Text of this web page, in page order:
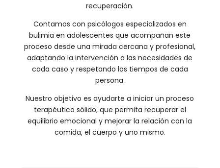
recuperación.
Contamos con psicólogos especializados en
bulimia en adolescentes que acompañan este
proceso desde una mirada cercana y profesional,
adaptando la intervención a las necesidades de
cada caso y respetando los tiempos de cada
persona.
Nuestro objetivo es ayudarte a iniciar un proceso
terapéutico sólido, que permita recuperar el
equilibrio emocional y mejorar la relación con la
comida, el cuerpo y uno mismo.